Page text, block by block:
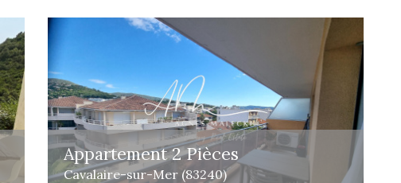
Appartement 2 Pièces
Cavalaire-sur-Mer (83240)